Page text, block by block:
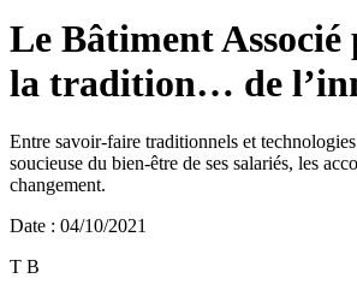
Le Bâtiment Associé
la tradition… de
Entre savoir-faire traditionnels et
soucieuse du bien-être de ses salariés, les
changement.
Date : 04/10/2021
T B